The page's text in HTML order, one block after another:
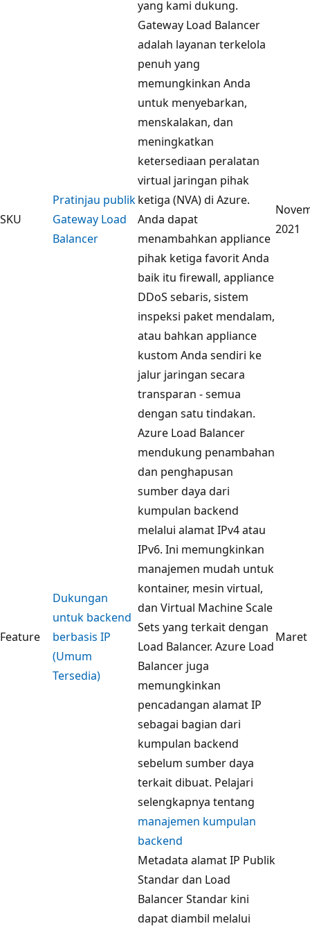
yang kami dukung.
SKU
Pratinjau publik
Gateway Load
Balancer
Gateway Load Balancer
adalah layanan terkelola
penuh yang
memungkinkan Anda
untuk menyebarkan,
menskalakan, dan
meningkatkan
ketersediaan peralatan
virtual jaringan pihak
ketiga (NVA) di Azure.
Anda dapat
menambahkan appliance
pihak ketiga favorit Anda
baik itu firewall, appliance
DDoS sebaris, sistem
inspeksi paket mendalam,
atau bahkan appliance
kustom Anda sendiri ke
jalur jaringan secara
transparan - semua
dengan satu tindakan.
2021
Feature
Dukungan
untuk backend
berbasis IP
(Umum
Tersedia)
Azure Load Balancer
mendukung penambahan
dan penghapusan
sumber daya dari
kumpulan backend
melalui alamat IPv4 atau
IPv6. Ini memungkinkan
manajemen mudah untuk
kontainer, mesin virtual,
dan Virtual Machine Scale
Sets yang terkait dengan
Load Balancer. Azure Load
Balancer juga
memungkinkan
pencadangan alamat IP
sebagai bagian dari
kumpulan backend
sebelum sumber daya
terkait dibuat. Pelajari
selengkapnya tentang
manajemen kumpulan
backend
Maret
Metadata alamat IP Publik
Standar dan Load
Balancer Standar kini
dapat diambil melalui